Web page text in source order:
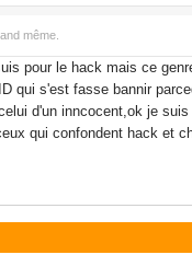
même.
pour le hack mais ce
qui s'est fasse bannir
d'un inncocent,ok je
qui confondent hack et